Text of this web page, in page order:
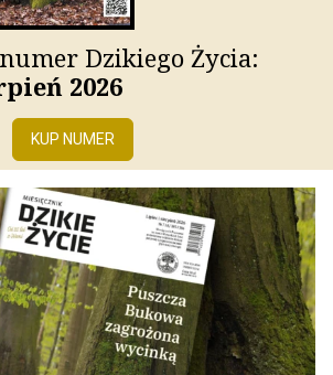
Dzikiego Życia:
2026
KUP NUMER